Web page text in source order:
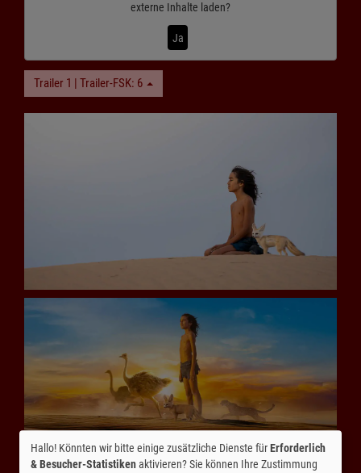
externe Inhalte laden?
Ja
Trailer 1 | Trailer-FSK: 6
Hallo! Könnten wir bitte einige zusätzliche Dienste fürErforderlich
& Besucher-Statistikenaktivieren? Sie können Ihre Zustimmung